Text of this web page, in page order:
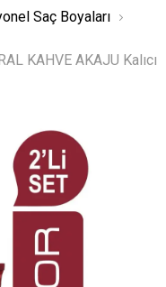
Saç Boyaları
KAHVE AKAJU Kalıcı